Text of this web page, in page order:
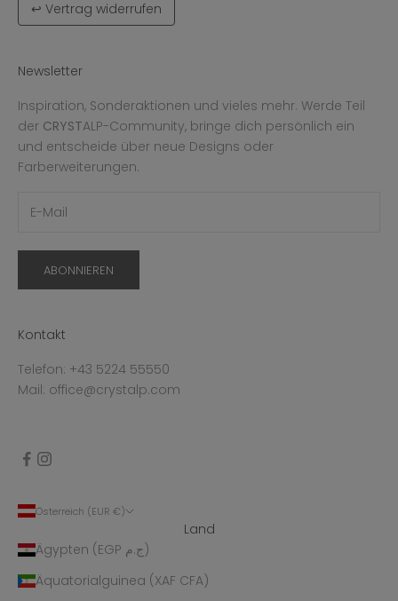
↩ Vertrag widerrufen
Newsletter
Inspiration, Sonderaktionen und vieles mehr. Werde Teil
der CRYSTALP-Community, bringe dich persönlich ein
und entscheide über neue Designs oder
Farberweiterungen.
ABONNIEREN
Kontakt
Telefon: +43 5224 55550
Mail: office@crystalp.com
Österreich (EUR €)
Land
Ägypten (EGP ج.م)
Äquatorialguinea (XAF CFA)